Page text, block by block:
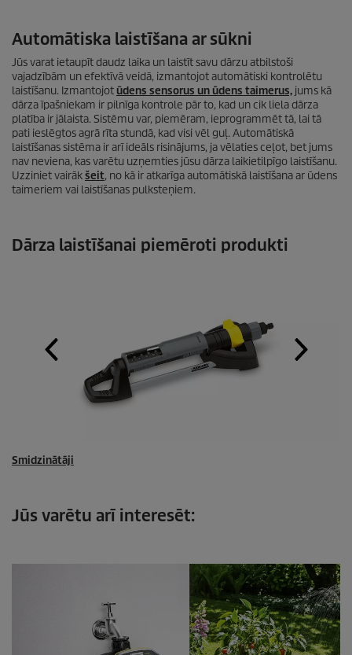
Automātiska laistīšana ar sūkni
Jūs varat ietaupīt daudz laika un laistīt savu dārzu atbilstoši
vajadzībām un efektīvā veidā, izmantojot automātiski kontrolētu
laistīšanu. Izmantojot ūdens sensorus un ūdens taimerus, jums kā
dārza īpašniekam ir pilnīga kontrole pār to, kad un cik liela dārza
platība ir jālaista. Sistēmu var, piemēram, ieprogrammēt tā, lai tā
pati ieslēgtos agrā rīta stundā, kad visi vēl guļ. Automātiskā
laistīšanas sistēma ir arī ideāls risinājums, ja vēlaties ceļot, bet jums
nav neviena, kas varētu uzņemties jūsu dārza laikietilpīgo laistīšanu.
Uzziniet vairākšeit, no kā ir atkarīga automātiskā laistīšana ar ūdens
taimeriem vai laistīšanas pulksteņiem.
Dārza laistīšanai piemēroti produkti
Smidzinātāji
Jūs varētu arī interesēt: